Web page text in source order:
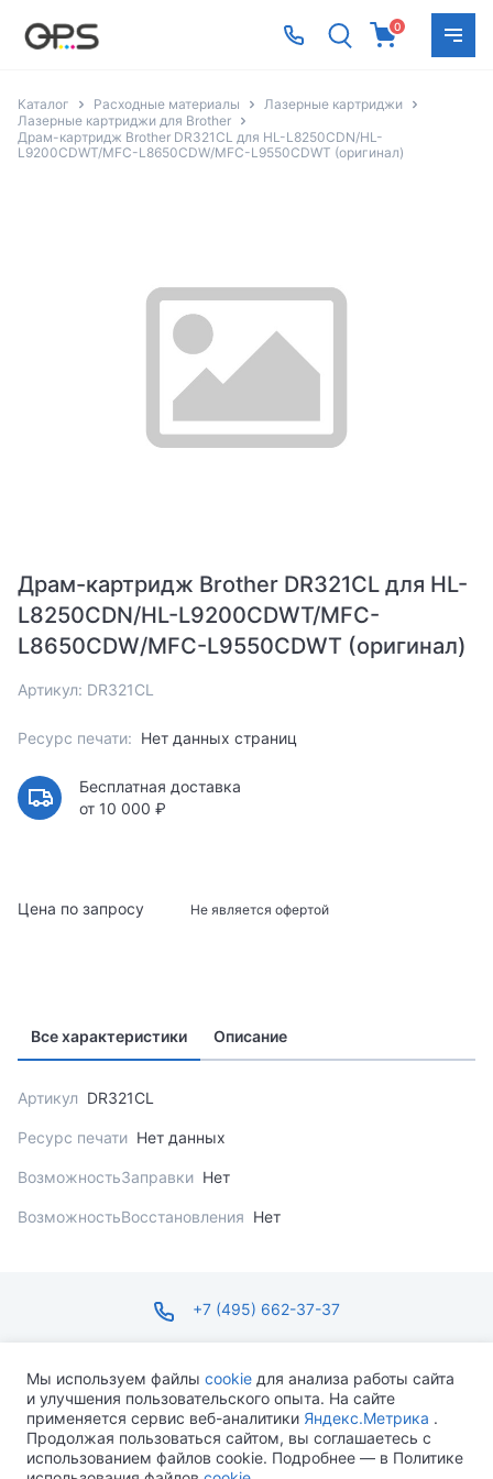
0
Каталог Расходные материалы
Лазерные картриджи
Лазерные картриджи для Brother
Драм-картридж Brother DR321CL для HL-L8250CDN/HL-
L9200CDWT/MFC-L8650CDW/MFC-L9550CDWT (оригинал)
Драм-картридж Brother DR321CL для HL-
L8250CDN/HL-L9200CDWT/MFC-
L8650CDW/MFC-L9550CDWT (оригинал)
Артикул: DR321CL
Ресурс печати: Нет данных страниц
Бесплатная доставка
от 10 000 ₽
Цена по запросу Не является офертой
Все характеристики Описание
Артикул DR321CL
Ресурс печати Нет данных
ВозможностьЗаправки Нет
ВозможностьВосстановления Нет
+7 (495) 662-37-37
ПН-ПТ С 09:00 ДО 18:00 СБ-ВС ВЫХОДНОЙ
Мы используем файлы cookie для анализа работы сайта
и улучшения пользовательского опыта. На сайте
применяется сервис веб-аналитики Яндекс.Метрика .
Продолжая пользоваться сайтом, вы соглашаетесь с
использованием файлов cookie. Подробнее — в Политике